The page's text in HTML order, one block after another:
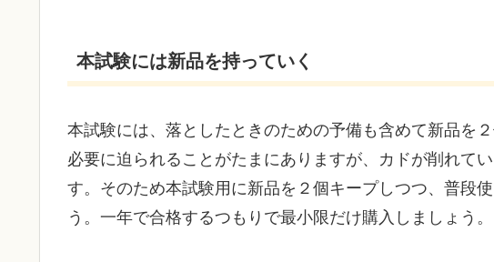
本試験には新品を持っていく
本試験には、落としたときのための予備も含めて新品を
必要に迫られることがたまにありますが、カドが削れて
す。そのため本試験用に新品を２個キープしつつ、普段
う。一年で合格するつもりで最小限だけ購入しましょう。